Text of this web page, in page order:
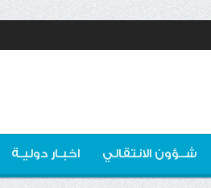
شــؤون الانتقالي اخبـار دوليـة